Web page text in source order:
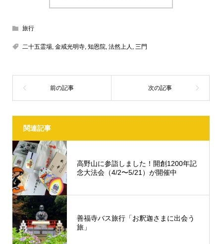
旅行
二十五霊場, 金戒光明寺, 知恩院, 法然上人 , 三門
関連記事
高野山に参詣しました！開創1200年記
念大法会（4/2〜5/21）が開催中
善福寺バス旅行「お釈迦さまに出会う
旅」